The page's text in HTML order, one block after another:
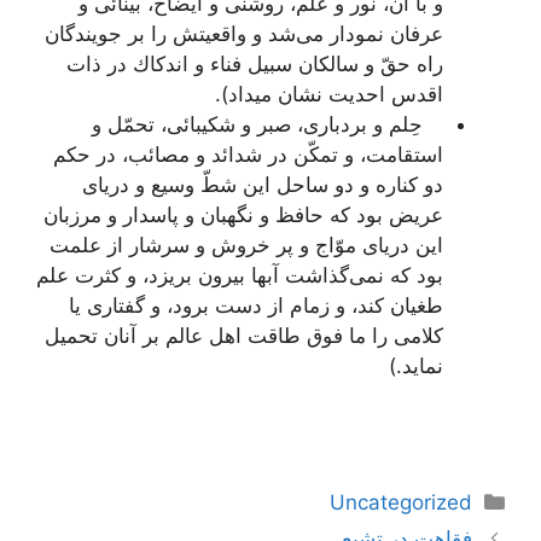
عرفان نمودار مى‌شد و واقعیتش را بر جویندگان
راه حقّ و سالكان سبیل فناء و اندكاك در ذات
اقدس احدیت نشان میداد).
حِلم و بردبارى، صبر و شكیبائى، تحمّل و
استقامت، و تمكّن در شدائد و مصائب، در حكم
دو كناره و دو ساحل این شطّ وسیع و دریاى
عریض بود كه حافظ و نگهبان و پاسدار و مرزبان
این دریاى موّاج و پر خروش و سرشار از علمت
بود كه نمى‌گذاشت آبها بیرون بریزد، و كثرت علم
طغیان كند، و زمام از دست برود، و گفتارى یا
كلامى را ما فوق طاقت اهل عالم بر آنان تحمیل
نماید.)
دسته‌ها
Uncategorized
ناوبری